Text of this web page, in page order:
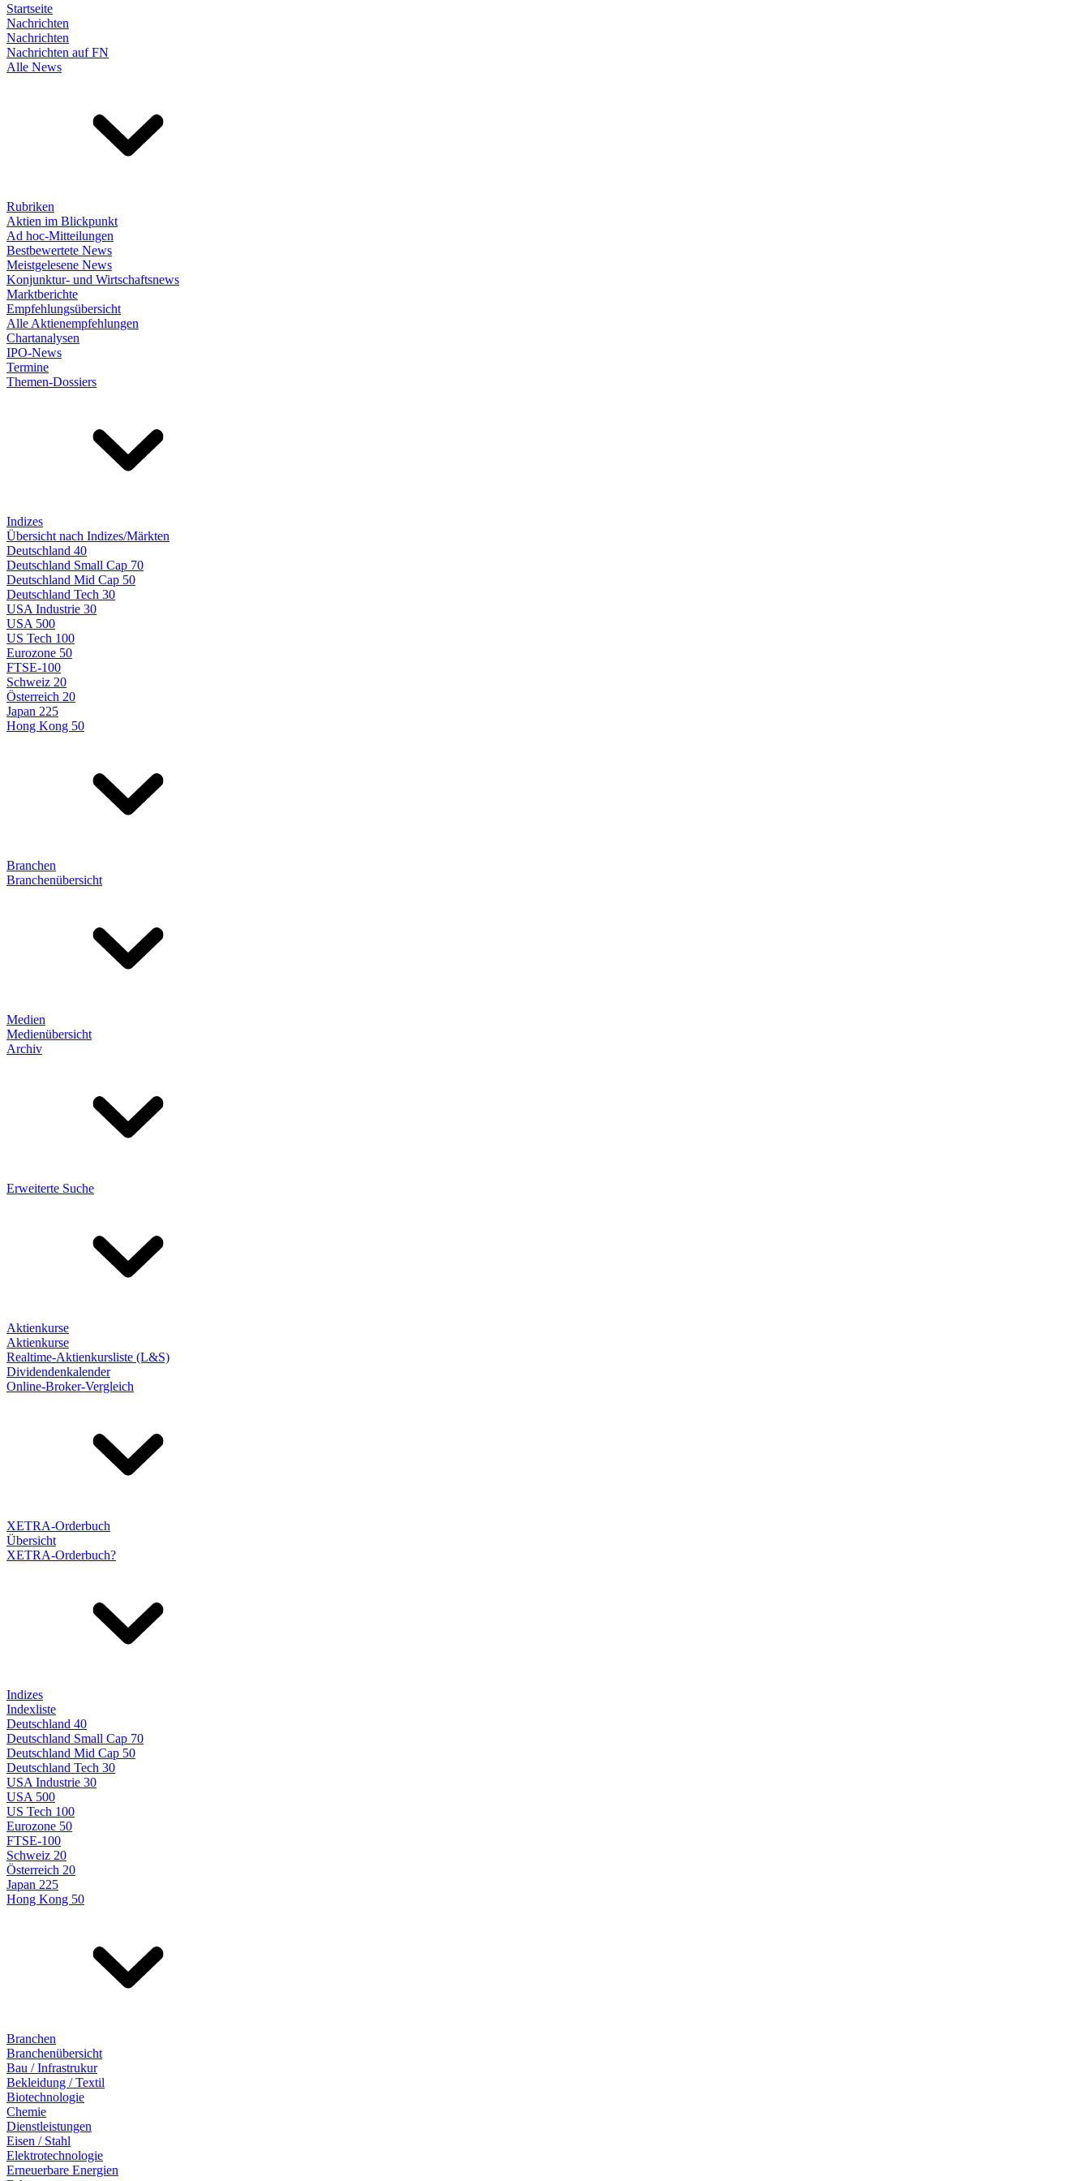
Startseite
Nachrichten
Nachrichten
Nachrichten auf FN
Alle News
Rubriken
Aktien im Blickpunkt
Ad hoc-Mitteilungen
Bestbewertete News
Meistgelesene News
Konjunktur- und Wirtschaftsnews
Marktberichte
Empfehlungsübersicht
Alle Aktienempfehlungen
Chartanalysen
IPO-News
Termine
Themen-Dossiers
Indizes
Übersicht nach Indizes/Märkten
Deutschland 40
Deutschland Small Cap 70
Deutschland Mid Cap 50
Deutschland Tech 30
USA Industrie 30
USA 500
US Tech 100
Eurozone 50
FTSE-100
Schweiz 20
Österreich 20
Japan 225
Hong Kong 50
Branchen
Branchenübersicht
Medien
Medienübersicht
Archiv
Erweiterte Suche
Aktienkurse
Aktienkurse
Realtime-Aktienkursliste (L&S)
Dividendenkalender
Online-Broker-Vergleich
XETRA-Orderbuch
Übersicht
XETRA-Orderbuch?
Indizes
Indexliste
Deutschland 40
Deutschland Small Cap 70
Deutschland Mid Cap 50
Deutschland Tech 30
USA Industrie 30
USA 500
US Tech 100
Eurozone 50
FTSE-100
Schweiz 20
Österreich 20
Japan 225
Hong Kong 50
Branchen
Branchenübersicht
Bau / Infrastrukur
Bekleidung / Textil
Biotechnologie
Chemie
Dienstleistungen
Eisen / Stahl
Elektrotechnologie
Erneuerbare Energien